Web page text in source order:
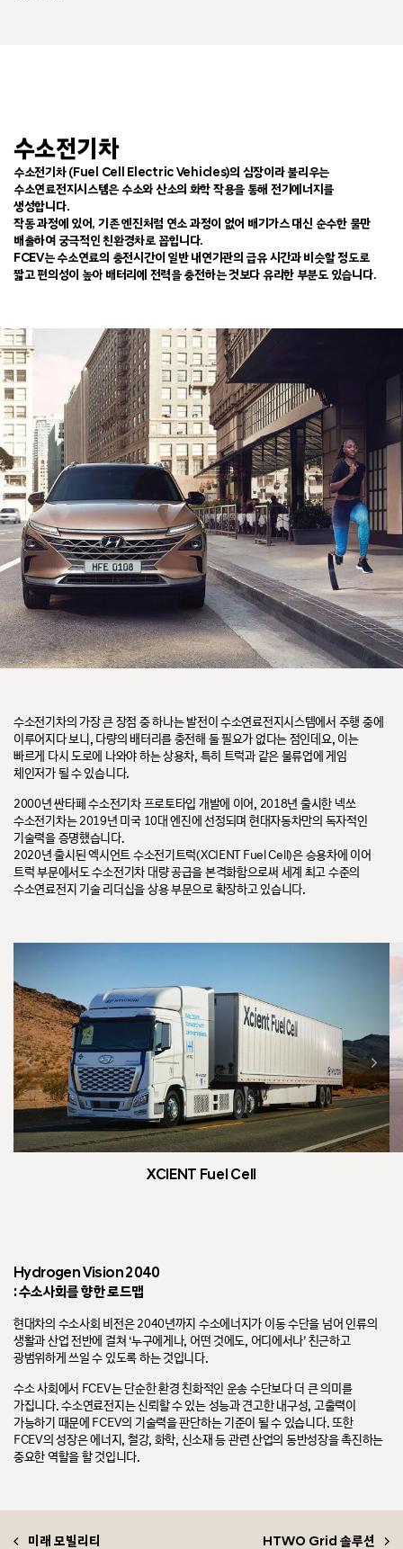
수소전기차
수소전기차 (Fuel Cell Electric Vehicles)의 심장이라 불리우는
수소연료전지시스템은 수소와 산소의 화학 작용을 통해 전기에너지를
생성합니다.
작동 과정에 있어, 기존 엔진처럼 연소 과정이 없어 배기가스 대신 순수한 물만
배출하여 궁극적인 친환경차로 꼽힙니다.
FCEV는 수소연료의 충전시간이 일반 내연기관의 급유 시간과 비슷할 정도로
짧고 편의성이 높아 배터리에 전력을 충전하는 것보다 유리한 부분도 있습니다.
수소전기차의 가장 큰 장점 중 하나는 발전이 수소연료전지시스템에서 주행 중에
이루어지다 보니, 다량의 배터리를 충전해 둘 필요가 없다는 점인데요, 이는
빠르게 다시 도로에 나와야 하는 상용차, 특히 트럭과 같은 물류업에 게임
체인저가 될 수 있습니다.
2000년 싼타페 수소전기차 프로토타입 개발에 이어, 2018년 출시한 넥쏘
수소전기차는 2019년 미국 10대 엔진에 선정되며 현대자동차만의 독자적인
기술력을 증명했습니다.
2020년 출시된 엑시언트 수소전기트럭(XCIENT Fuel Cell)은 승용차에 이어
트럭 부문에서도 수소전기차 대량 공급을 본격화함으로써 세계 최고 수준의
수소연료전지 기술 리더십을 상용 부문으로 확장하고 있습니다.
XCIENT Fuel Cell
Hydrogen Vision 2040
: 수소사회를 향한 로드맵
현대차의 수소사회 비전은 2040년까지 수소에너지가 이동 수단을 넘어 인류의
생활과 산업 전반에 걸쳐 ‘누구에게나, 어떤 것에도, 어디에서나’ 친근하고
광범위하게 쓰일 수 있도록 하는 것입니다.
수소 사회에서 FCEV는 단순한 환경 친화적인 운송 수단보다 더 큰 의미를
가집니다. 수소연료전지는 신뢰할 수 있는 성능과 견고한 내구성, 고출력이
가능하기 때문에 FCEV의 기술력을 판단하는 기준이 될 수 있습니다. 또한
FCEV의 성장은 에너지, 철강, 화학, 신소재 등 관련 산업의 동반성장을 촉진하는
중요한 역할을 할 것입니다.
미래 모빌리티 HTWO Grid 솔루션